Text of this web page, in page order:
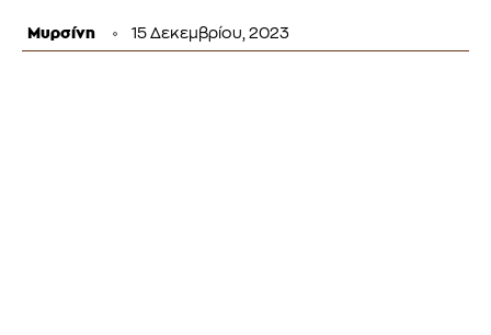
Μυρσίνη 15 Δεκεμβρίου, 2023